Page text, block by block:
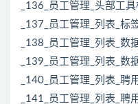
_136_员工管理_头部工
_137_员工管理_列表_标
_138_员工管理_列表_数
_139_员工管理_列表_数
_140_员工管理_列表_聘
_141_员工管理_列表_聘